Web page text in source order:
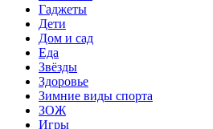
Гаджеты
Дети
Дом и сад
Еда
Звёзды
Здоровье
Зимние виды спорта
ЗОЖ
Игры